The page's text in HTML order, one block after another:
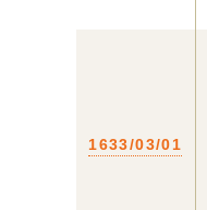
1633/03/01